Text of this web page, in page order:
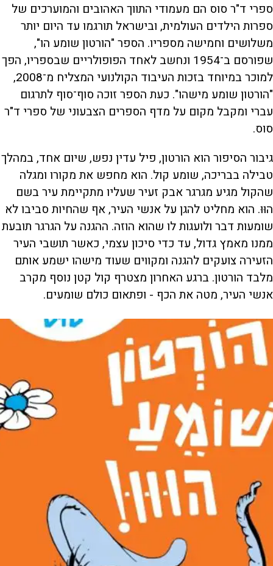
ספרי ד"ר סוס הם מעמודי התווך האהובים והמוערכים של
ספרות הילדים העולמית, ובישראל תורגמו עד היום יותר
משלושים וחמישה מספריו. הספר "הורטון שומע הו",
שפורסם ב־1954 ונחשב לאחד הפופולריים שבספריו, הפך
למוכר במיוחד בזכות העיבוד הקולנועי המצליח מ־2008,
"הורטון שומע מישהו". כעת הספר זוכה סוף־סוף לתרגום
עברי ומקבל מקום על מדף הספרים הצבעוני של ספרי ד"ר
סוס.
גיבור הסיפור הוא הורטון, פיל עדין נפש, שיום אחד, במהלך
טבילה בבריכה, שומע קול. הוא מחפש את מקורו ומגלה
שהקול מגיע מגרגר אבק זעיר שעליו מתקיימת עיר בשם
הוּוּ. הוא מחליט להגן על אנשי העיר, אף שהחיות סביבו לא
שומעות דבר ולועגות לו שהוא הוזה. ההגנה על הגרגר תובעת
ממנו מאמץ גדול, עד כדי סיכון עצמי, כאשר תושבי העיר
הזעירה צועקים להגנה ומקווים שעוד מישהו ישמע אותם
מלבד הורטון. ברגע האחרון מצטרף קול קטן נוסף מקרב
אנשי העיר, מטה את הכף - ופתאום כולם שומעים.